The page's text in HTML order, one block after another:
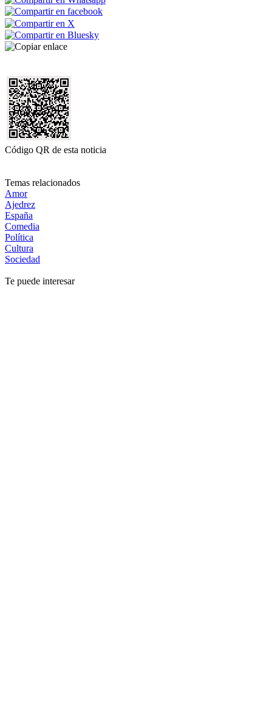
Código QR de esta noticia
Temas relacionados
Amor
Ajedrez
España
Comedia
Política
Cultura
Sociedad
Te puede interesar